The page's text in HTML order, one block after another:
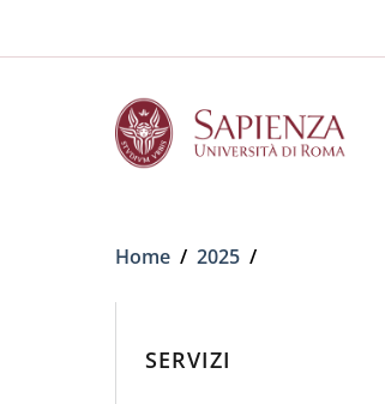
Briciole di pane
Home / 2025 /
SERVIZI